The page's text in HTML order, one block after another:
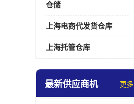
仓储
上海电商代发货仓库
上海托管仓库
最新供应商机 更多